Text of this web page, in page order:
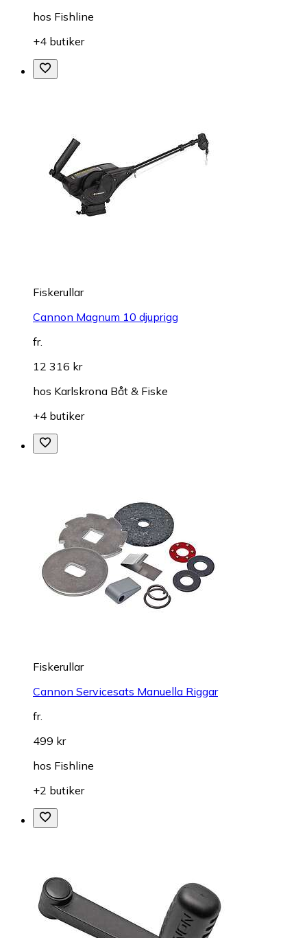
hos Fishline
+4 butiker
Fiskerullar
Cannon Magnum 10 djuprigg
fr.
12 316 kr
hos Karlskrona Båt & Fiske
+4 butiker
Fiskerullar
Cannon Servicesats Manuella Riggar
fr.
499 kr
hos Fishline
+2 butiker